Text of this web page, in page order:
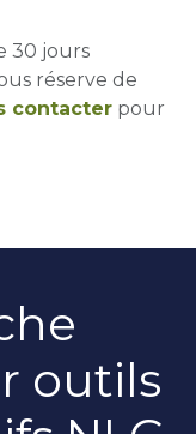
30 jours
réserve de
contacter pour
outils